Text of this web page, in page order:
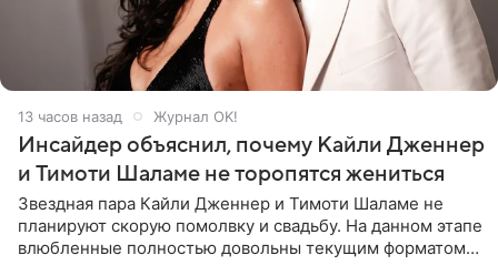
13 часов назад Журнал OK!
Инсайдер объяснил, почему Кайли Дженнер
и Тимоти Шаламе не торопятся жениться
Звездная пара Кайли Дженнер и Тимоти Шаламе не
планируют скорую помолвку и свадьбу. На данном этапе
влюбленные полностью довольны текущим форматом